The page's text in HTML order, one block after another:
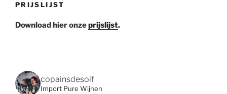
PRIJSLIJST
Download hier onzeprijslijst.
copainsdesoif
Import Pure Wijnen